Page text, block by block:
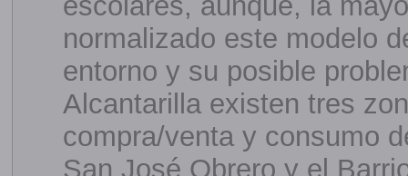
normalizado este modelo
entorno y su posible
Alcantarilla existen tres
compra/venta y consumo
San José Obrero y el